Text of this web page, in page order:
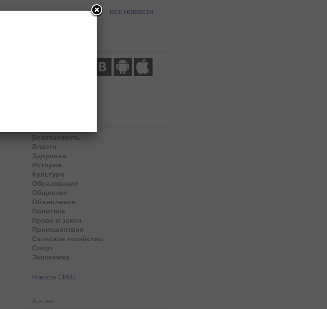
ВСЕ НОВОСТИ
Безопасность
Власти
Здоровье
История
Культура
Образование
Общество
Объявления
Политика
Право и закон
Происшествия
Сельское хозяйство
Спорт
Экономика
Новости СМИ2
Архивы